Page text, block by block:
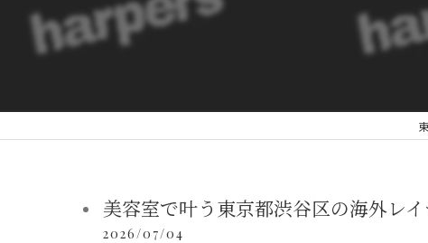
美容室で叶う東京都渋谷区の海外レ
2026/07/04